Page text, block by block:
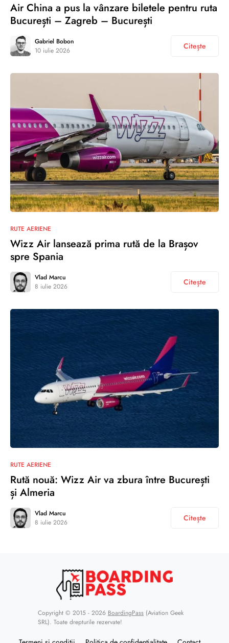
Air China a pus la vânzare biletele pentru ruta
București – Zagreb – București
Gabriel Bobon
10 iulie 2026
Citește
RUTE AERIENE
Wizz Air lansează prima rută de la Brașov
spre Spania
Vlad Marcu
8 iulie 2026
Citește
RUTE AERIENE
Rută nouă: Wizz Air va zbura între București
și Almeria
Vlad Marcu
8 iulie 2026
Citește
Copyright © 2015 - 2026 BoardingPass (Aviation Geek
SRL). Toate drepturile rezervate!